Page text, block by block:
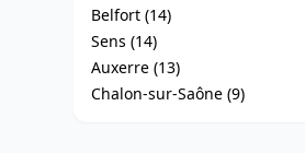
Belfort (14)
Sens (14)
Auxerre (13)
Chalon-sur-Saône (9)